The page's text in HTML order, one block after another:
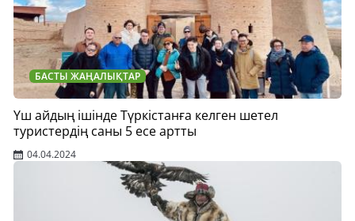
БАСТЫ ЖАҢАЛЫҚТАР
Үш айдың ішінде Түркістанға келген шетел
туристердің саны 5 есе артты
04.04.2024